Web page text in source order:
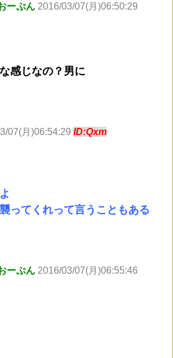
ーぷん 2016/03/07(月)06:50:29
感じなの？男に
07(月)06:54:29 ID:Qxm
ってくれって言うこともある
ーぷん 2016/03/07(月)06:55:46